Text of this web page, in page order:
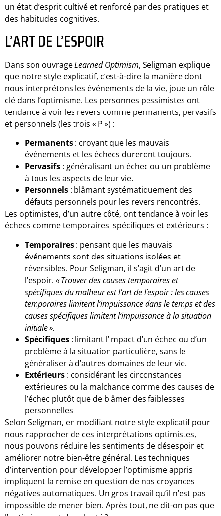
un état d’esprit cultivé et renforcé par des pratiques et
des habitudes cognitives.
L’ART DE L’ESPOIR
Dans son ouvrageLearned Optimism, Seligman explique
que notre style explicatif, c’est-à-dire la manière dont
nous interprétons les événements de la vie, joue un rôle
clé dans l’optimisme. Les personnes pessimistes ont
tendance à voir les revers comme permanents, pervasifs
et personnels (les trois « P ») :
Permanents : croyant que les mauvais
événements et les échecs dureront toujours.
Pervasifs : généralisant un échec ou un problème
à tous les aspects de leur vie.
Personnels : blâmant systématiquement des
défauts personnels pour les revers rencontrés.
Les optimistes, d’un autre côté, ont tendance à voir les
échecs comme temporaires, spécifiques et extérieurs :
Temporaires : pensant que les mauvais
événements sont des situations isolées et
réversibles. Pour Seligman, il s’agit d’un art de
l’espoir. « Trouver des causes temporaires et
spécifiques du malheur est l’art de l’espoir : les causes
temporaires limitent l’impuissance dans le temps et des
causes spécifiques limitent l’impuissance à la situation
initiale ».
Spécifiques : limitant l’impact d’un échec ou d’un
problème à la situation particulière, sans le
généraliser à d’autres domaines de leur vie.
Extérieurs : considérant les circonstances
extérieures ou la malchance comme des causes de
l’échec plutôt que de blâmer des faiblesses
personnelles.
Selon Seligman, en modifiant notre style explicatif pour
nous rapprocher de ces interprétations optimistes,
nous pouvons réduire les sentiments de désespoir et
améliorer notre bien-être général. Les techniques
d’intervention pour développer l’optimisme appris
impliquent la remise en question de nos croyances
négatives automatiques. Un gros travail qu’il n’est pas
impossible de mener bien. Après tout, ne dit-on pas que